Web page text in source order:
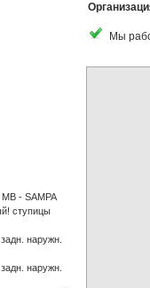
Мы
- SAMPA
ступицы
наружн.
наружн.